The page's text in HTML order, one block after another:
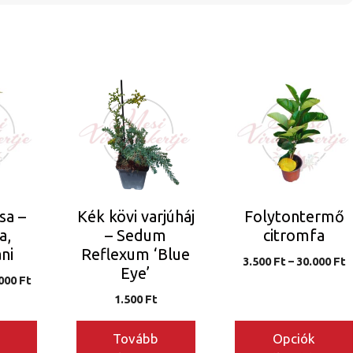
–
Ft
Kék kövi varjúháj
– Sedum
Reflexum ‘Blue
Eye’
1.500Ft
Tovább
Folytontermő
citromfa
3.500Ft– 30.000Ft
Opciók
terméknek
több
variációja
változatok
termékoldalon